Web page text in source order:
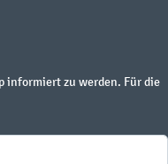
informiert zu werden. Für die